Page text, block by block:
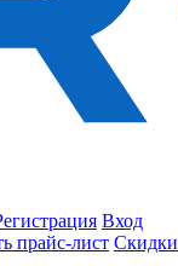
Вход
прайс-лист Скидки